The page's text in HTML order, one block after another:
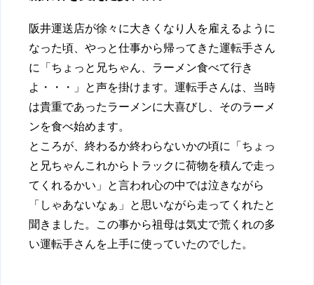
阪井運送店が徐々に大きくなり人を雇えるように
なった頃、やっと仕事から帰ってきた運転手さん
に「ちょっと兄ちゃん、ラーメン食べて行き
よ・・・」と声を掛けます。運転手さんは、当時
は貴重であったラーメンに大喜びし、そのラーメ
ンを食べ始めます。
ところが、終わるか終わらないかの頃に「ちょっ
と兄ちゃんこれからトラックに荷物を積んで走っ
てくれるかい」と言われ心の中では泣きながら
「しゃあないなぁ」と思いながら走ってくれたと
聞きました。この事から祖母は気丈で荒くれの多
い運転手さんを上手に使っていたのでした。